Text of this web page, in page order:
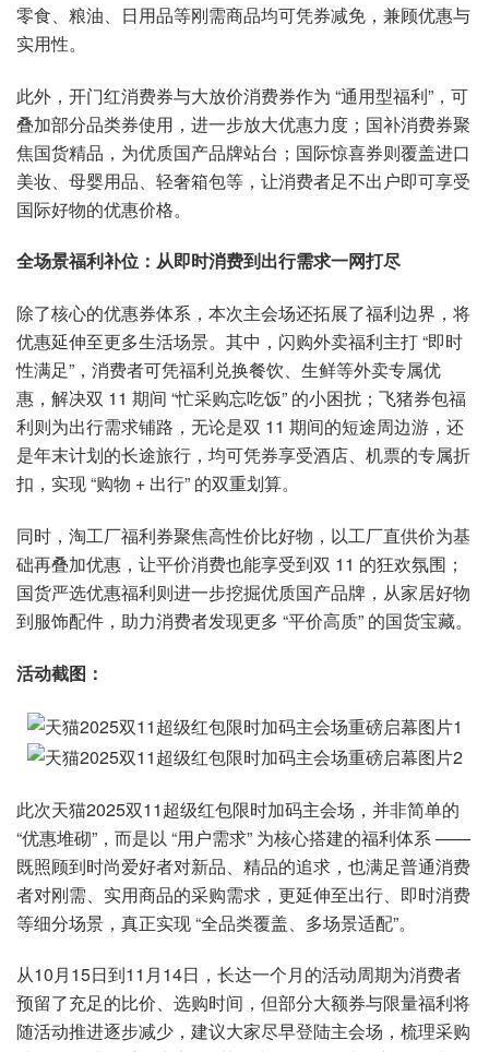
零食、粮油、日用品等刚需商品均可凭券减免，兼顾优惠与
实用性。
此外，开门红消费券与大放价消费券作为 “通用型福利”，可
叠加部分品类券使用，进一步放大优惠力度；国补消费券聚
焦国货精品，为优质国产品牌站台；国际惊喜券则覆盖进口
美妆、母婴用品、轻奢箱包等，让消费者足不出户即可享受
国际好物的优惠价格。
全场景福利补位：从即时消费到出行需求一网打尽
除了核心的优惠券体系，本次主会场还拓展了福利边界，将
优惠延伸至更多生活场景。其中，闪购外卖福利主打 “即时
性满足”，消费者可凭福利兑换餐饮、生鲜等外卖专属优
惠，解决双 11 期间 “忙采购忘吃饭” 的小困扰；飞猪券包福
利则为出行需求铺路，无论是双 11 期间的短途周边游，还
是年末计划的长途旅行，均可凭券享受酒店、机票的专属折
扣，实现 “购物 + 出行” 的双重划算。
同时，淘工厂福利券聚焦高性价比好物，以工厂直供价为基
础再叠加优惠，让平价消费也能享受到双 11 的狂欢氛围；
国货严选优惠福利则进一步挖掘优质国产品牌，从家居好物
到服饰配件，助力消费者发现更多 “平价高质” 的国货宝藏。
活动截图：
此次天猫2025双11超级红包限时加码主会场，并非简单的
“优惠堆砌”，而是以 “用户需求” 为核心搭建的福利体系 ——
既照顾到时尚爱好者对新品、精品的追求，也满足普通消费
者对刚需、实用商品的采购需求，更延伸至出行、即时消费
等细分场景，真正实现 “全品类覆盖、多场景适配”。
从10月15日到11月14日，长达一个月的活动周期为消费者
预留了充足的比价、选购时间，但部分大额券与限量福利将
随活动推进逐步减少，建议大家尽早登陆主会场，梳理采购